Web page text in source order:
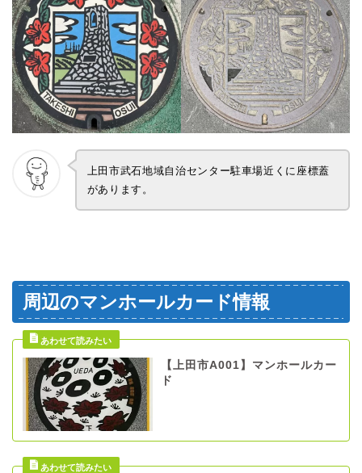
上田市武石地域自治センター駐車場近くに座標蓋
があります。
周辺のマンホールカード情報
【上田市A001】マンホールカー
ド